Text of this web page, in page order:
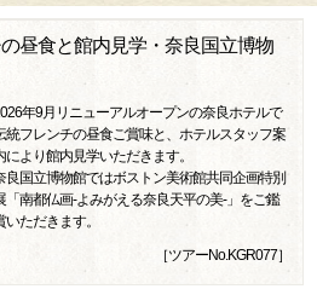
昼食と館内見学・奈良国立博物
年9月リニューアルオープンの奈良ホテルで
統フレンチの昼食ご賞味と、ホテルスタッフ案
により館内見学いただきます。
良国立博物館ではボストン美術館共同企画特別
「南都仏画-よみがえる奈良天平の美-」をご鑑
いただきます。
［ツアーNo.KGR077］